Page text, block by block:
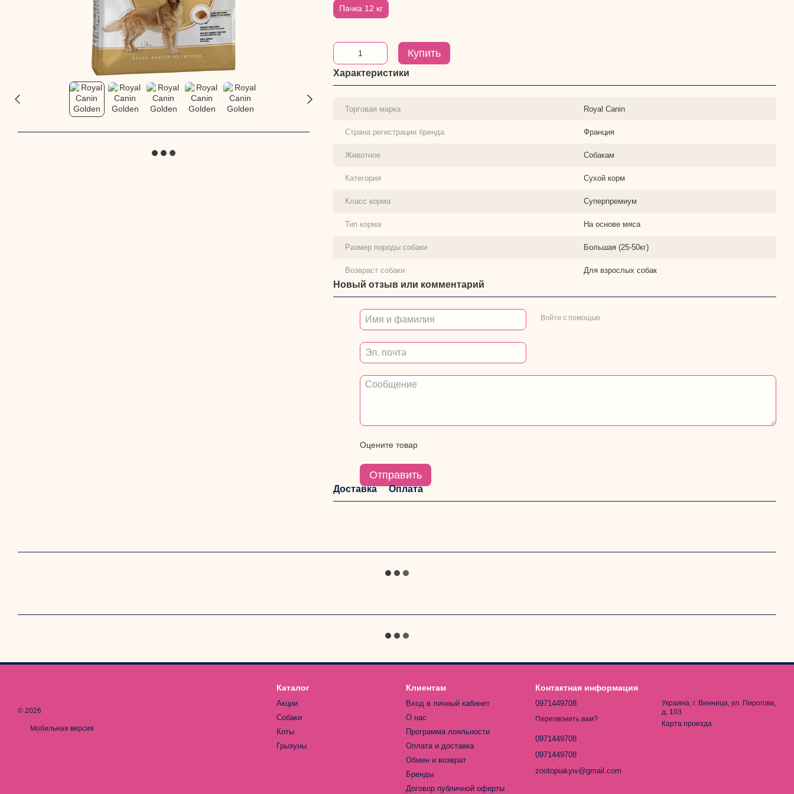
Пачка 12 кг
Купить
Характеристики
Торговая марка Royal Canin
Страна регистрации бренда Франция
Животное Собакам
Категория Сухой корм
Класс корма Суперпремиум
Тип корма На основе мяса
Размер породы собаки Большая (25-50кг)
Возвраст собаки Для взрослых собак
Новый отзыв или комментарий
Войти с помощью
Оцените товар
Отправить
Доставка Оплата
© 2026
Мобильная версия
Каталог
Акции
Собаки
Коты
Грызуны
Клиентам
Вход в личный кабинет
О нас
Программа лояльности
Оплата и доставка
Обмен и возврат
Бренды
Договор публичной оферты
Контактная информация
0971449708
Перезвонить вам?
0971449708
0971449708
zootopiakyiv@gmail.com
Украина, г. Винница, ул. Пирогова,
д. 103
Карта проезда